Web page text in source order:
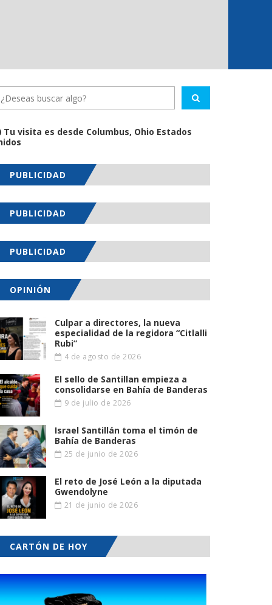
Tu visita es desde Columbus, Ohio Estados
PUBLICIDAD
PUBLICIDAD
PUBLICIDAD
OPINIÓN
Culpar a directores, la nueva
especialidad de la regidora “Citlalli
Rubi”
4 de agosto de 2026
El sello de Santillan empieza a
consolidarse en Bahía de Banderas
9 de julio de 2026
Israel Santillán toma el timón de
Bahía de Banderas
25 de junio de 2026
El reto de José León a la diputada
Gwendolyne
21 de junio de 2026
CARTÓN DE HOY